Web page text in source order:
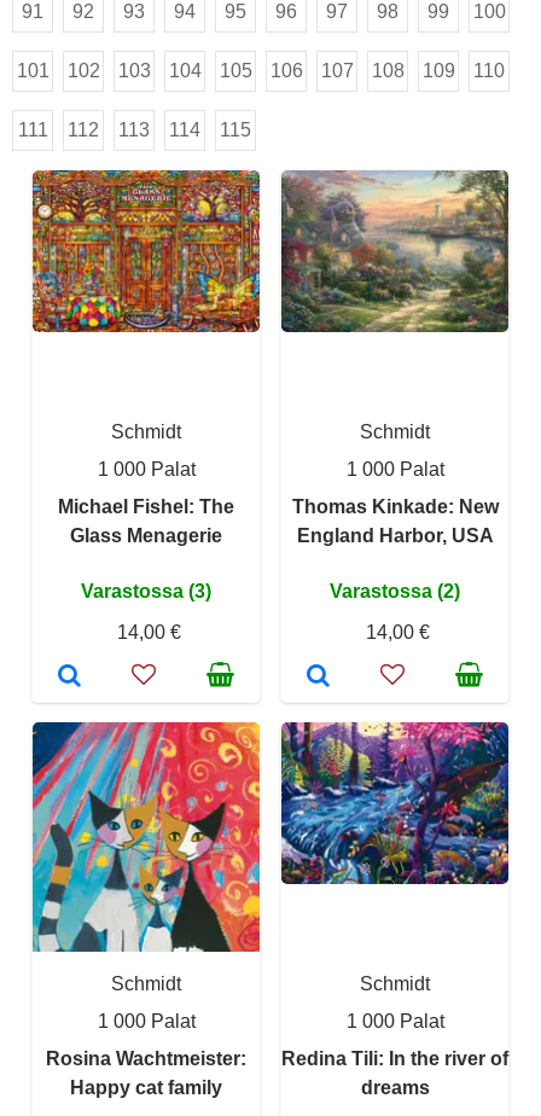
91 92 93 94 95 96 97 98 99 100
101 102 103 104 105 106 107 108 109 110
111 112 113 114 115
Schmidt
1 000 Palat
Michael Fishel: The
Glass Menagerie
Varastossa (3)
14,00 €
Schmidt
1 000 Palat
Thomas Kinkade: New
England Harbor, USA
Varastossa (2)
14,00 €
Schmidt
1 000 Palat
Rosina Wachtmeister:
Happy cat family
Schmidt
1 000 Palat
Redina Tili: In the river of
dreams